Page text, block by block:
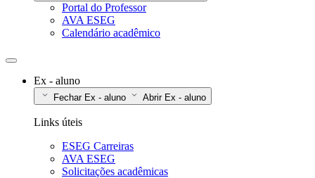
Portal do Professor
AVA ESEG
Calendário acadêmico
Ex - aluno
Fechar Ex - aluno Abrir Ex - aluno
Links úteis
ESEG Carreiras
AVA ESEG
Solicitações acadêmicas